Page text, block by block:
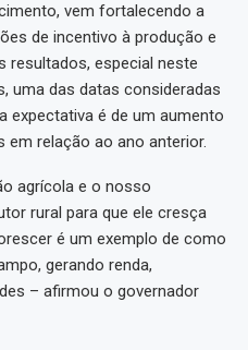
vem fortalecendo a
de incentivo à produção e
resultados, especial neste
uma das datas consideradas
expectativa é de um aumento
em relação ao ano anterior.
agrícola e o nosso
rural para que ele cresça
é um exemplo de como
gerando renda,
– afirmou o governador